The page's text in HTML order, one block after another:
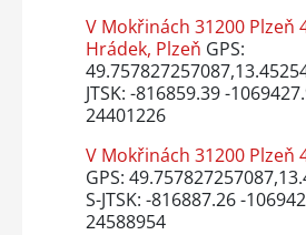
V Mokřinách 31200 Plzeň
Hrádek, Plzeň GPS:
JTSK: -816859.39 -
24401226
V Mokřinách 31200 Plzeň
GPS:
S-JTSK: -816887.26 -
24588954